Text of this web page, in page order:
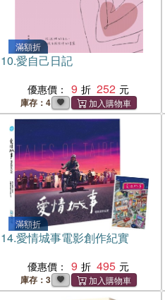
滿額折
10.愛自己日記
優惠價： 9 252
庫存：4
滿額折
14.愛情城事電影創作紀實
優惠價： 9 495
庫存：3